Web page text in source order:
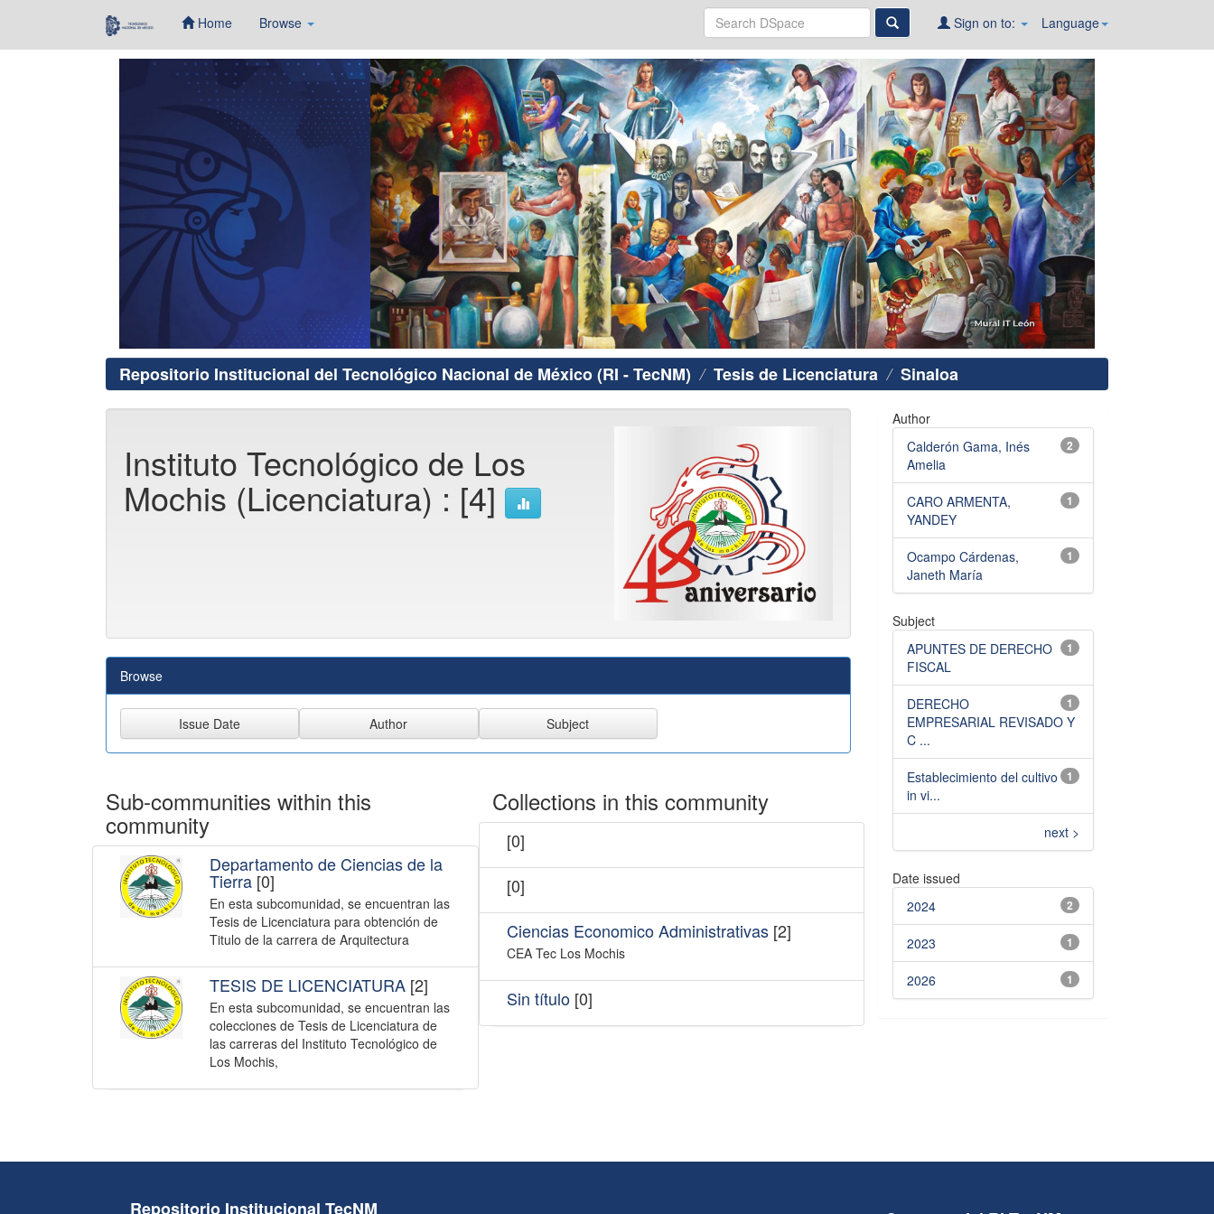
Home Browse Language
Sign on to:
Repositorio Institucional del Tecnológico Nacional de México (RI - TecNM) Tesis de Licenciatura Sinaloa
Instituto Tecnológico de Los
Mochis (Licenciatura) : [4]
Browse
Sub-communities within this
community
Departamento de Ciencias de la
Tierra[0]
En esta subcomunidad, se encuentran las
Tesis de Licenciatura para obtención de
Titulo de la carrera de Arquitectura
TESIS DE LICENCIATURA[2]
En esta subcomunidad, se encuentran las
colecciones de Tesis de Licenciatura de
las carreras del Instituto Tecnológico de
Los Mochis,
Collections in this community
[0]
[0]
Ciencias Economico Administrativas[2]
CEA Tec Los Mochis
Sin título[0]
Author
2
Calderón Gama, Inés
Amelia
1
CARO ARMENTA,
YANDEY
1
Ocampo Cárdenas,
Janeth María
Subject
1
APUNTES DE DERECHO
FISCAL
1
DERECHO
EMPRESARIAL REVISADO Y
C ...
1
Establecimiento del cultivo
in vi...
next >
Date issued
2
2024
1
2023
1
2026
Repositorio Institucional TecNM